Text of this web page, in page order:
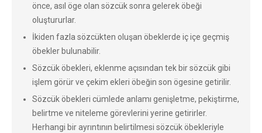
önce, asıl öge olan sözcük sonra gelerek öbeği
oluştururlar.
İkiden fazla sözcükten oluşan öbeklerde iç içe geçmiş
öbekler bulunabilir.
Sözcük öbekleri, eklenme açısından tek bir sözcük gibi
işlem görür ve çekim ekleri öbeğin son ögesine getirilir.
Sözcük öbekleri cümlede anlamı genişletme, pekiştirme,
belirtme ve niteleme görevlerini yerine getirirler.
Herhangi bir ayrıntının belirtilmesi sözcük öbekleriyle